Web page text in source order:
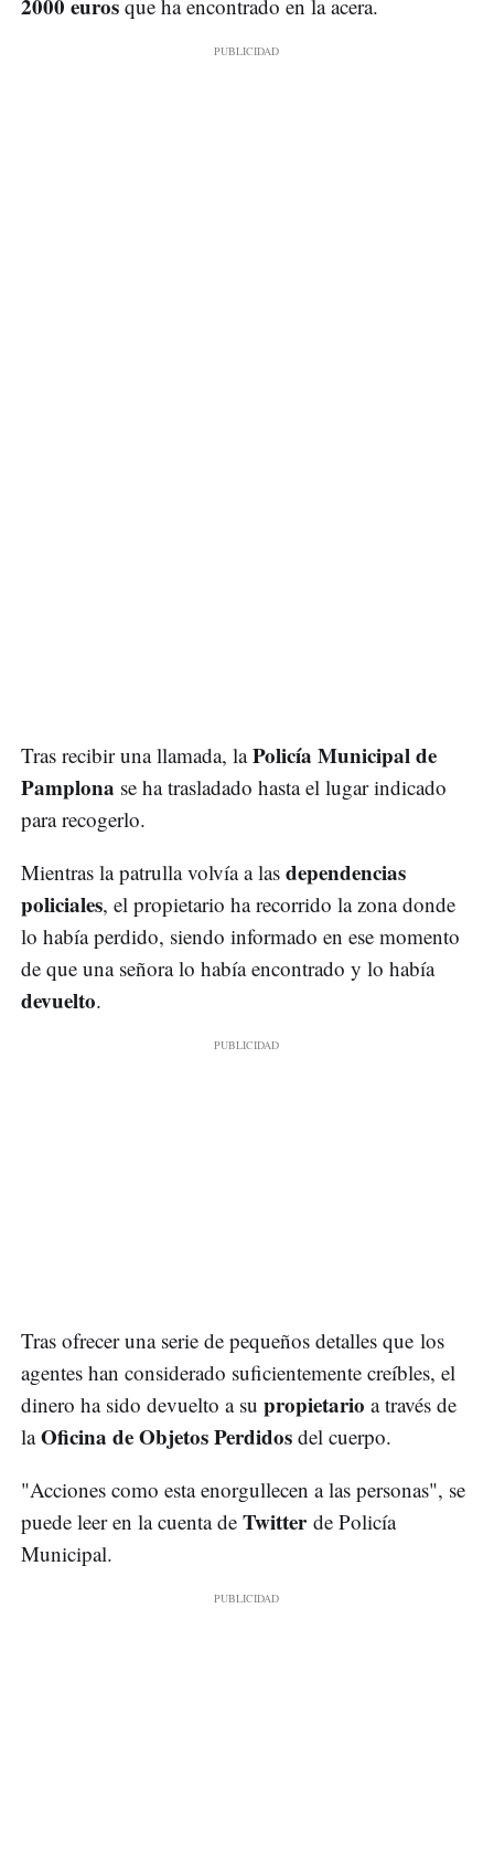
2000 euros que ha encontrado en la acera.
Tras recibir una llamada, laPolicía Municipal de
Pamplona se ha trasladado hasta el lugar indicado
para recogerlo.
Mientras la patrulla volvía a las dependencias
policiales, el propietario ha recorrido la zona donde
lo había perdido, siendo informado en ese momento
de que una señora lo había encontrado y lo había
devuelto.
Tras ofrecer una serie de pequeños detalles que los
agentes han considerado suficientemente creíbles, el
dinero ha sido devuelto a su propietario a través de
laOficina de Objetos Perdidos del cuerpo.
"Acciones como esta enorgullecen a las personas", se
puede leer en la cuenta de Twitter de Policía
Municipal.